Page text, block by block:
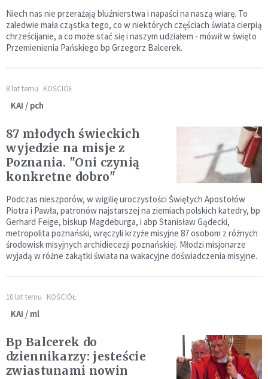
Niech nas nie przerażają bluźnierstwa i napaści na naszą wiarę. To
zaledwie mała cząstka tego, co w niektórych częściach świata cierpią
chrześcijanie, a co może stać się i naszym udziałem - mówił w święto
Przemienienia Pańskiego bp Grzegorz Balcerek.
8 lat temu KOŚCIÓŁ
KAI / pch
87 młodych świeckich
wyjedzie na misje z
Poznania. "Oni czynią
konkretne dobro"
Podczas nieszporów, w wigilię uroczystości Świętych Apostołów
Piotra i Pawła, patronów najstarszej na ziemiach polskich katedry, bp
Gerhard Feige, biskup Magdeburga, i abp Stanisław Gądecki,
metropolita poznański, wręczyli krzyże misyjne 87 osobom z różnych
środowisk misyjnych archidiecezji poznańskiej. Młodzi misjonarze
wyjadą w różne zakątki świata na wakacyjne doświadczenia misyjne.
10 lat temu KOŚCIÓŁ
KAI / ml
Bp Balcerek do
dziennikarzy: jesteście
zwiastunami nowin